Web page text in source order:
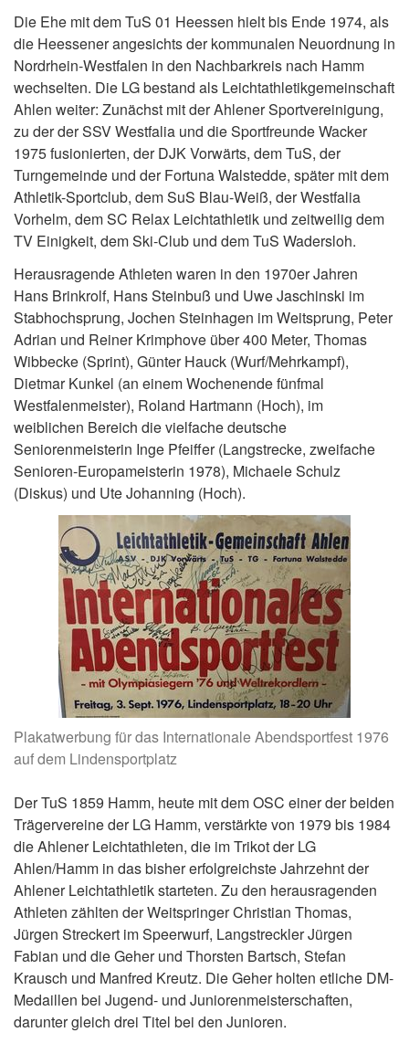
Die Ehe mit dem TuS 01 Heessen hielt bis Ende 1974, als
die Heessener angesichts der kommunalen Neuordnung in
Nordrhein-Westfalen in den Nachbarkreis nach Hamm
wechselten. Die LG bestand als Leichtathletikgemeinschaft
Ahlen weiter: Zunächst mit der Ahlener Sportvereinigung,
zu der der SSV Westfalia und die Sportfreunde Wacker
1975 fusionierten, der DJK Vorwärts, dem TuS, der
Turngemeinde und der Fortuna Walstedde, später mit dem
Athletik-Sportclub, dem SuS Blau-Weiß, der Westfalia
Vorhelm, dem SC Relax Leichtathletik und zeitweilig dem
TV Einigkeit, dem Ski-Club und dem TuS Wadersloh.
Herausragende Athleten waren in den 1970er Jahren
Hans Brinkrolf, Hans Steinbuß und Uwe Jaschinski im
Stabhochsprung, Jochen Steinhagen im Weitsprung, Peter
Adrian und Reiner Krimphove über 400 Meter, Thomas
Wibbecke (Sprint), Günter Hauck (Wurf/Mehrkampf),
Dietmar Kunkel (an einem Wochenende fünfmal
Westfalenmeister), Roland Hartmann (Hoch), im
weiblichen Bereich die vielfache deutsche
Seniorenmeisterin Inge Pfeiffer (Langstrecke, zweifache
Senioren-Europameisterin 1978), Michaele Schulz
(Diskus) und Ute Johanning (Hoch).
Plakatwerbung für das Internationale Abendsportfest 1976
auf dem Lindensportplatz
Der TuS 1859 Hamm, heute mit dem OSC einer der beiden
Trägervereine der LG Hamm, verstärkte von 1979 bis 1984
die Ahlener Leichtathleten, die im Trikot der LG
Ahlen/Hamm in das bisher erfolgreichste Jahrzehnt der
Ahlener Leichtathletik starteten. Zu den herausragenden
Athleten zählten der Weitspringer Christian Thomas,
Jürgen Streckert im Speerwurf, Langstreckler Jürgen
Fabian und die Geher und Thorsten Bartsch, Stefan
Krausch und Manfred Kreutz. Die Geher holten etliche DM-
Medaillen bei Jugend- und Juniorenmeisterschaften,
darunter gleich drei Titel bei den Junioren.